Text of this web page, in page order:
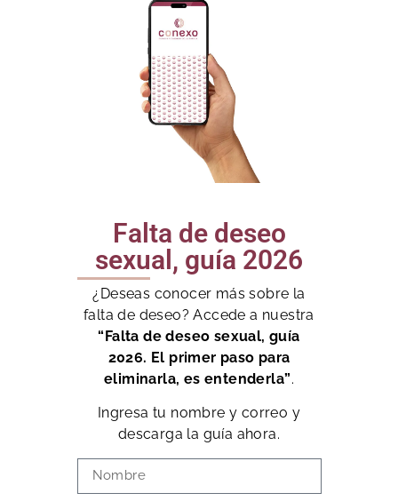
Falta de deseo
sexual, guía 2026
¿Deseas conocer más sobre la
falta de deseo? Accede a nuestra
“Falta de deseo sexual, guía
2026. El primer paso para
eliminarla, es entenderla”.
Ingresa tu nombre y correo y
descarga la guía ahora.